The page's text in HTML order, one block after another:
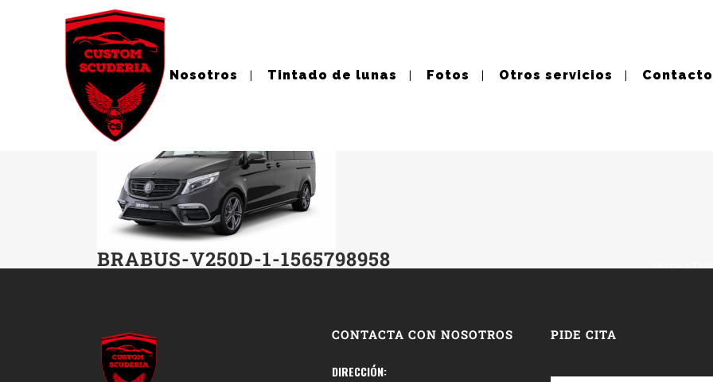
Nosotros Tintado de lunas Fotos Otros servicios Contacto
BRABUS-V250D-1-1565798958 Home>
CONTACTA CON NOSOTROS
DIRECCIÓN:
PIDE CITA